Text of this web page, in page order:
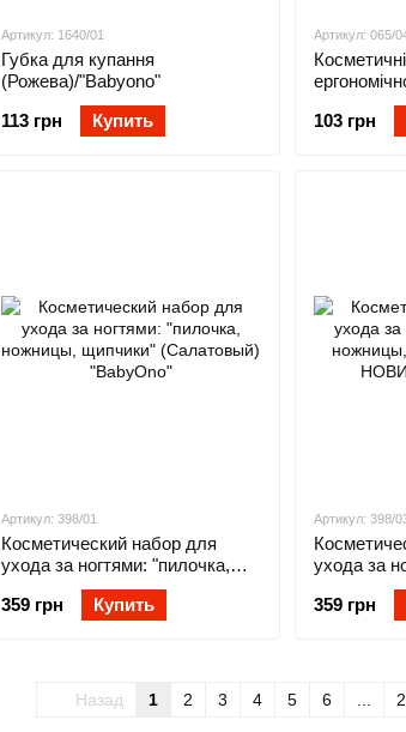
Артикул: 1640/01
Губка для купання
(Рожева)/"Babyоno"
113 грн
Купить
Артикул: 065/
/"Babyono"
103 грн
Артикул: 398/01
Косметический набор для
ухода за ногтями: "пилочка,
ножницы, щипчики"
(Салатовый) "BabyOno"
359 грн Купить
Артикул: 398/
ухода за
ножницы,
НОВИНКА
359 грн
Назад 1 2 3 4 5 6